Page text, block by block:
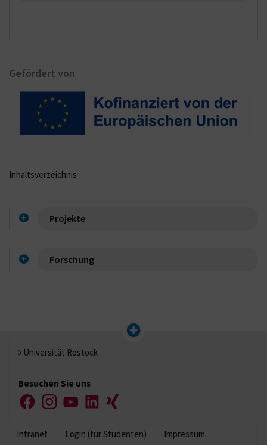
Gefördert von
Inhaltsverzeichnis
Projekte
Forschung
Universität Rostock
Besuchen Sie uns
FacebookInstagramYouTubeLinkedIn
Xing
Intranet Login (für Studenten) Impressum